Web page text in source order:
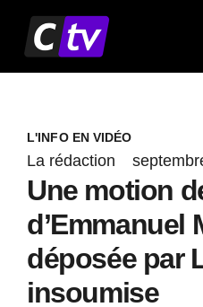
contenu
L'INFO EN VIDÉO
La rédaction
Une motion
d’Emmanuel
déposée par
insoumise